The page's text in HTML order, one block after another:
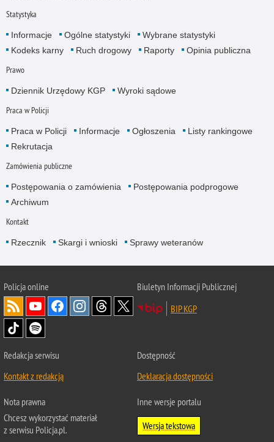
Statystyka
Informacje Ogólne statystyki
Wybrane statystyki
Kodeks karny
Ruch drogowy Raporty Opinia publiczna
Prawo
Dziennik Urzędowy KGP Wyroki sądowe
Praca w Policji
Praca w Policji Informacje Ogłoszenia
Listy rankingowe
Rekrutacja
Zamówienia publiczne
Postępowania o zamówienia
Postępowania podprogowe
Archiwum
Kontakt
Rzecznik Skargi i wnioski Sprawy weteranów
Policjaonline
Biuletyn Informacji Publicznej
BIP KGP
Redakcja serwisu
Kontakt z redakcją
Dostępność
Deklaracja dostępności
Nota prawna
Chcesz wykorzystać materiał
z serwisu Policja.pl.
Inne wersje portalu
Wersja tekstowa